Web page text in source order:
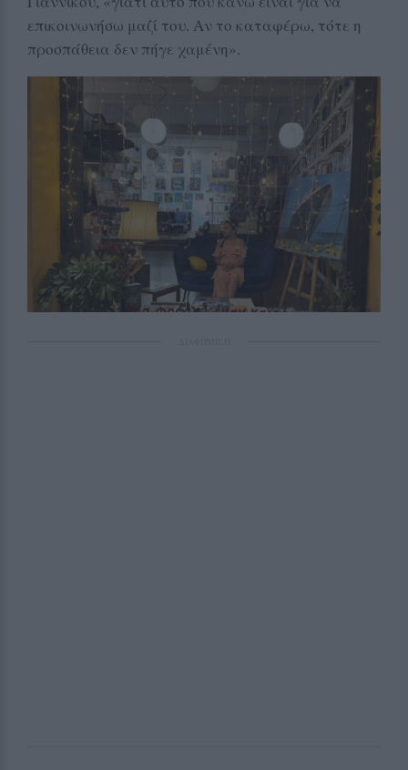
επικοινωνήσω μαζί του. Αν το καταφέρω, τότε η
προσπάθεια δεν πήγε χαμένη».